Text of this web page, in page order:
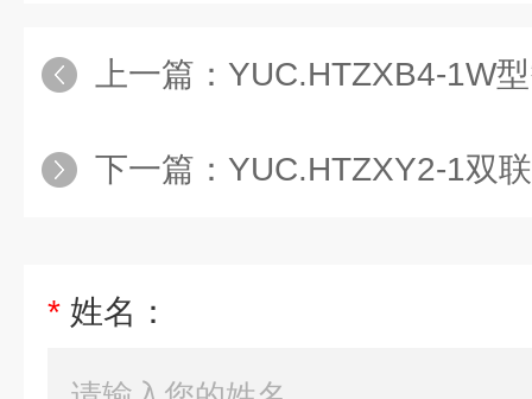
上一篇： YUC.HTZXB4-1W
下一篇： YUC.HTZXY2-1双
* 姓名：